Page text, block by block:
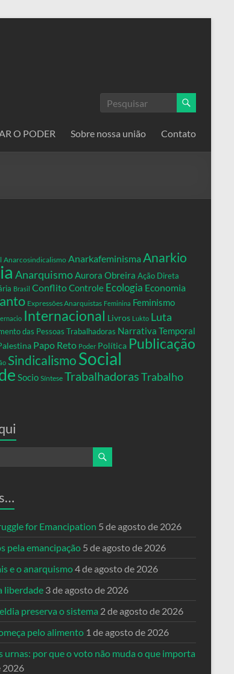
O PODER Sobre nossa união Contato
Anarcosindicalismo Anarkafeminisma Anarkio
AnarquismoAurora Obreira Ação Direta
Brasil ConflitoControle Ecologia Economia
Expressões Anarquistas Feminina Feminismo
Internacional Livros Lukto Luta
das Pessoas Trabalhadoras Narrativa Temporal
Papo Reto Poder Política Publicação
Sindicalismo Social
Socio Síntese TrabalhadorasTrabalho
for Emancipation 5 de agosto de 2026
pela emancipação 5 de agosto de 2026
e o anarquismo4 de agosto de 2026
liberdade 3 de agosto de 2026
preserva o sistema 2 de agosto de 2026
pelo alimento 1 de agosto de 2026
urnas: por que o voto não muda o que importa
2026